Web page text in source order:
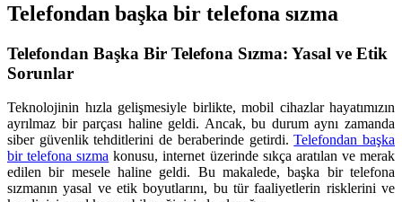
Telefondan başka bir telefona sızma
Telefondan Başka Bir Telefona Sızma: Yasal ve Etik
Sorunlar
Teknolojinin hızla gelişmesiyle birlikte, mobil cihazlar hayatımızın
ayrılmaz bir parçası haline geldi. Ancak, bu durum aynı zamanda
siber güvenlik tehditlerini de beraberinde getirdi.Telefondan başka
bir telefona sızma konusu, internet üzerinde sıkça aratılan ve merak
edilen bir mesele haline geldi. Bu makalede, başka bir telefona
sızmanın yasal ve etik boyutlarını, bu tür faaliyetlerin risklerini ve